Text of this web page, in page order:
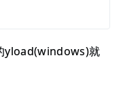
yload(windows)就